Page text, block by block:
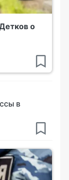
о
в